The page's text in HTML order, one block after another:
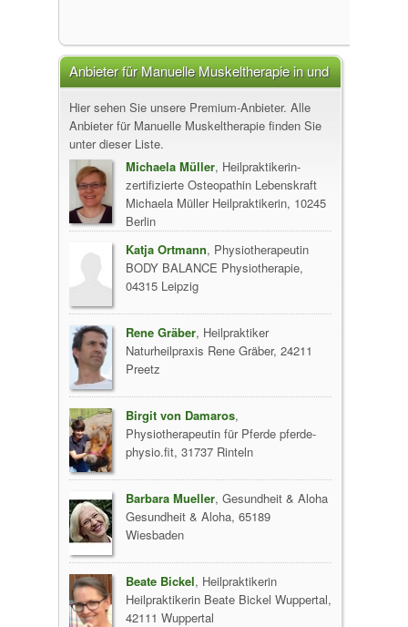
Anbieter für Manuelle Muskeltherapie in und
um
Hier sehen Sie unsere Premium-Anbieter. Alle
Anbieter für Manuelle Muskeltherapie finden Sie
unter dieser Liste.
Michaela Müller, Heilpraktikerin-
zertifizierte Osteopathin Lebenskraft
Michaela Müller Heilpraktikerin, 10245
Berlin
Katja Ortmann, Physiotherapeutin
BODY BALANCE Physiotherapie,
04315 Leipzig
Rene Gräber, Heilpraktiker
Naturheilpraxis Rene Gräber, 24211
Preetz
Birgit von Damaros,
Physiotherapeutin für Pferde pferde-
physio.fit, 31737 Rinteln
Barbara Mueller, Gesundheit & Aloha
Gesundheit & Aloha, 65189
Wiesbaden
Beate Bickel, Heilpraktikerin
Heilpraktikerin Beate Bickel Wuppertal,
42111 Wuppertal